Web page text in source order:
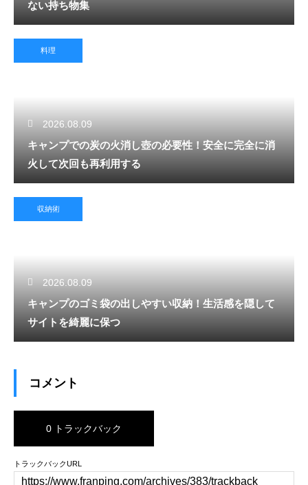
ない持ち物集
料理
2026.08.09
キャンプでの炭の火消し壺の必要性！安全に完全に消
火して次回も再利用する
収納術
2026.08.09
キャンプのゴミ袋の出しやすい収納！生活感を隠して
サイトを綺麗に保つ
コメント
0 トラックバック
トラックバックURL